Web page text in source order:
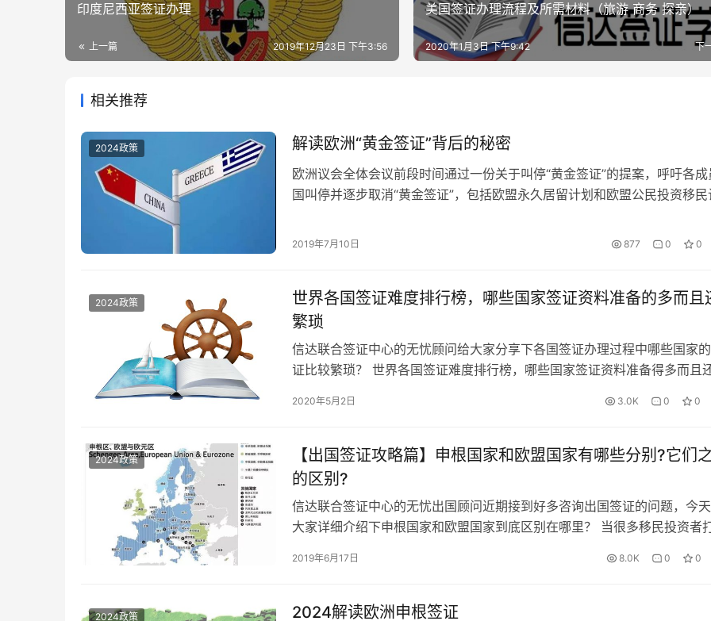
印度尼西亚签证办理
上一篇 2019年12月23日 下午3:56
美国签证办理流程及所需材料（旅游 商务 探亲）
下
2020年1月3日 下午9:42
相关推荐
2024政策 解读欧洲“黄金签证”背后的秘密
欧洲议会全体会议前段时间通过一份关于叫停“黄金签证”的提案，呼吁各成
国叫停并逐步取消“黄金签证”，包括欧盟永久居留计划和欧盟公民投资移民
大不确定性。 简单地说，“黄金签证”就是外籍人士快速获得欧洲身份的一
2019年7月10日 877 0 0
2024政策
世界各国签证难度排行榜，哪些国家签证资料准备的多而且
繁琐
信达联合签证中心的无忧顾问给大家分享下各国签证办理过程中哪些国家
证比较繁琐？ 世界各国签证难度排行榜，哪些国家签证资料准备得多而且
格，在递交资料的时候会提供工作单位证明以及存款证明等） 在欧洲国家
产等证明，当然如…
2020年5月2日 3.0K 0 0
2024政策
【出国签证攻略篇】申根国家和欧盟国家有哪些分别?它们
的区别?
信达联合签证中心的无忧出国顾问近期接到好多咨询出国签证的问题，今
大家详细介绍下申根国家和欧盟国家到底区别在哪里？ 当很多移民投资者
行申根国家、畅通欧盟申根”等描述，很多投资者也比较关注这个问题，毕
熟悉，但是具体…
2019年6月17日 8.0K 0 0
2024政策 2024解读欧洲申根签证